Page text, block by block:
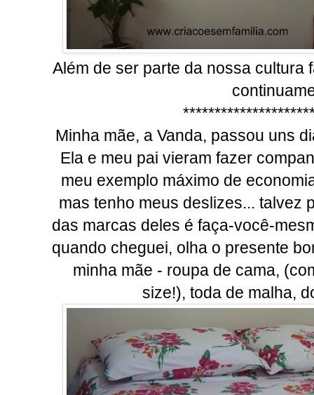
Além de ser parte da nossa cultura
Minha mãe, a Vanda, passou uns
Ela e meu pai vieram fazer
meu exemplo máximo de
mas tenho meus deslizes... talvez
das marcas deles é faça-você-
quando cheguei, olha o presente
minha mãe - roupa de cama,
size!), toda de malha,